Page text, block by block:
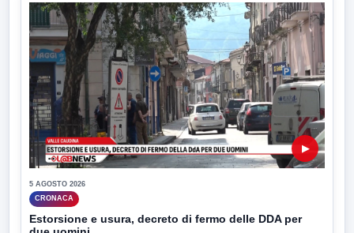
▶
5 AGOSTO 2026
CRONACA
Estorsione e usura, decreto di fermo delle DDA per